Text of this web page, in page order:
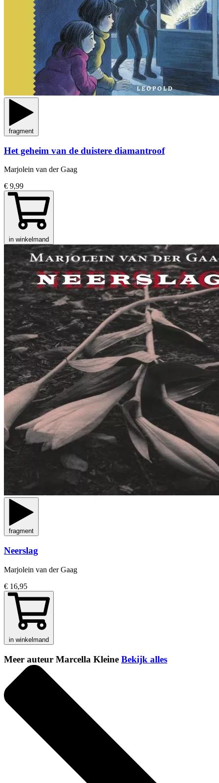
fragment
Het geheim van de duistere diamantroof
Marjolein van der Gaag
€ 9,99
in winkelmand
fragment
Neerslag
Marjolein van der Gaag
€ 16,95
in winkelmand
Meer auteur Marcella Kleine Bekijk alles